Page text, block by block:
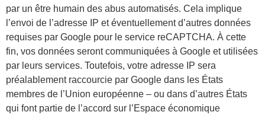
par un être humain des abus automatisés. Cela implique
l’envoi de l’adresse IP et éventuellement d’autres données
requises par Google pour le service reCAPTCHA. À cette
fin, vos données seront communiquées à Google et utilisées
par leurs services. Toutefois, votre adresse IP sera
préalablement raccourcie par Google dans les États
membres de l’Union européenne – ou dans d’autres États
qui font partie de l’accord sur l’Espace économique